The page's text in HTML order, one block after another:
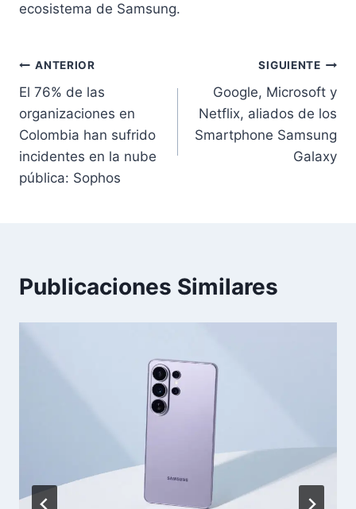
ecosistema de Samsung.
Navegación
de
entradas
ANTERIOR
El 76% de las
organizaciones en
Colombia han sufrido
incidentes en la nube
pública: Sophos
SIGUIENTE
Google, Microsoft y
Netflix, aliados de los
Smartphone Samsung
Galaxy
Publicaciones Similares